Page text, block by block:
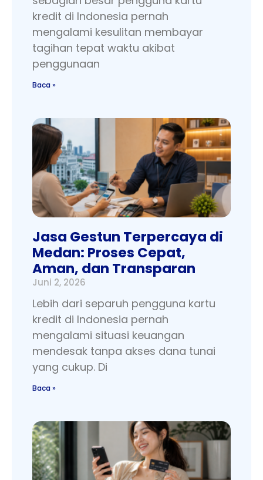
kredit di Indonesia pernah
mengalami kesulitan membayar
tagihan tepat waktu akibat
penggunaan
Baca »
Jasa Gestun Terpercaya di
Medan: Proses Cepat,
Aman, dan Transparan
Juni 2, 2026
Lebih dari separuh pengguna kartu
kredit di Indonesia pernah
mengalami situasi keuangan
mendesak tanpa akses dana tunai
yang cukup. Di
Baca »